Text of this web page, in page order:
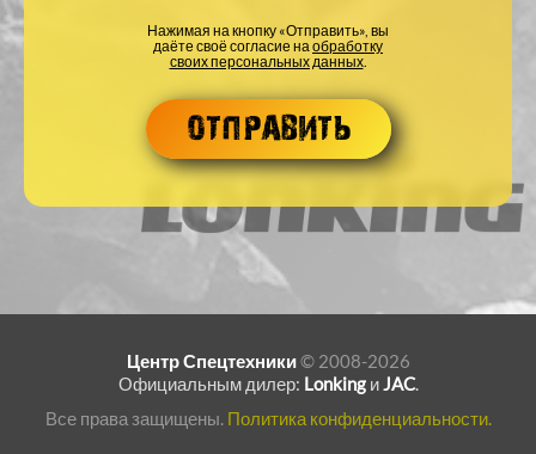
Нажимая на кнопку «Отправить», вы
даёте своё согласие наобработку
своих персональных данных.
Центр Спецтехники© 2008-2026
Официальным дилер: LonkingиJAC.
Все права защищены. Политика конфиденциальности.